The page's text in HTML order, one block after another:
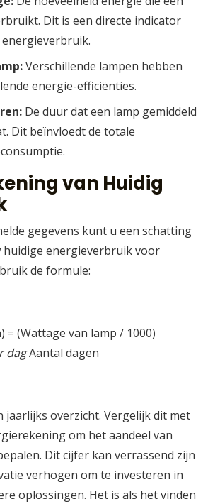
Dit is een directe indicator
Verschillende lampen hebben
energie-efficiënties.
De duur dat een lamp gemiddeld
Dit beïnvloedt de totale
van Huidig
gegevens kunt u een schatting
huidige energieverbruik voor
de formule:
= (Wattage van lamp / 1000)
dagAantal dagen
jaarlijks overzicht. Vergelijk dit met
om het aandeel van
Dit cijfer kan verrassend zijn
verhogen om te investeren in
oplossingen. Het is als het vinden